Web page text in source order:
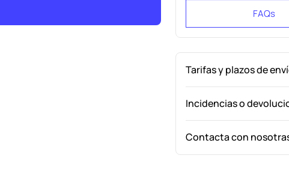
FAQs
Tarifas y plazos de
Incidencias o
Contacta con